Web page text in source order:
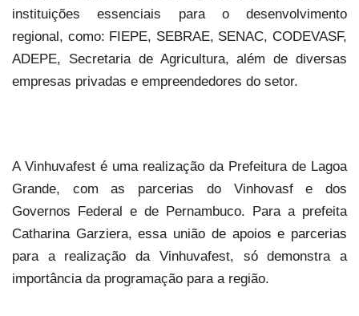
instituições essenciais para o desenvolvimento
regional, como: FIEPE, SEBRAE, SENAC, CODEVASF,
ADEPE, Secretaria de Agricultura, além de diversas
empresas privadas e empreendedores do setor.
A Vinhuvafest é uma realização da Prefeitura de Lagoa
Grande, com as parcerias do Vinhovasf e dos
Governos Federal e de Pernambuco. Para a prefeita
Catharina Garziera, essa união de apoios e parcerias
para a realização da Vinhuvafest, só demonstra a
importância da programação para a região.